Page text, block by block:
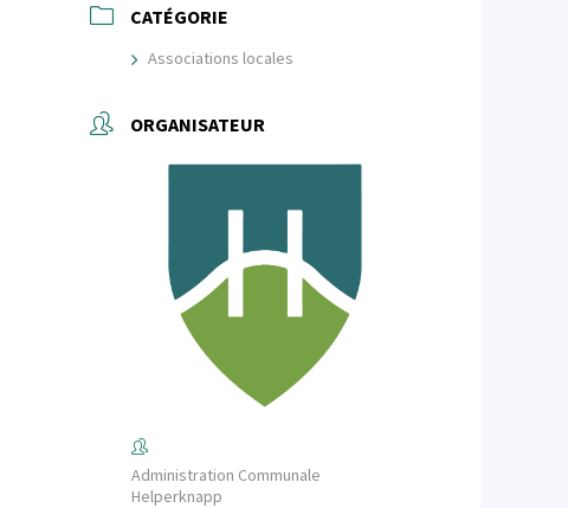
CATÉGORIE
Associations locales
ORGANISATEUR
Administration Communale
Helperknapp